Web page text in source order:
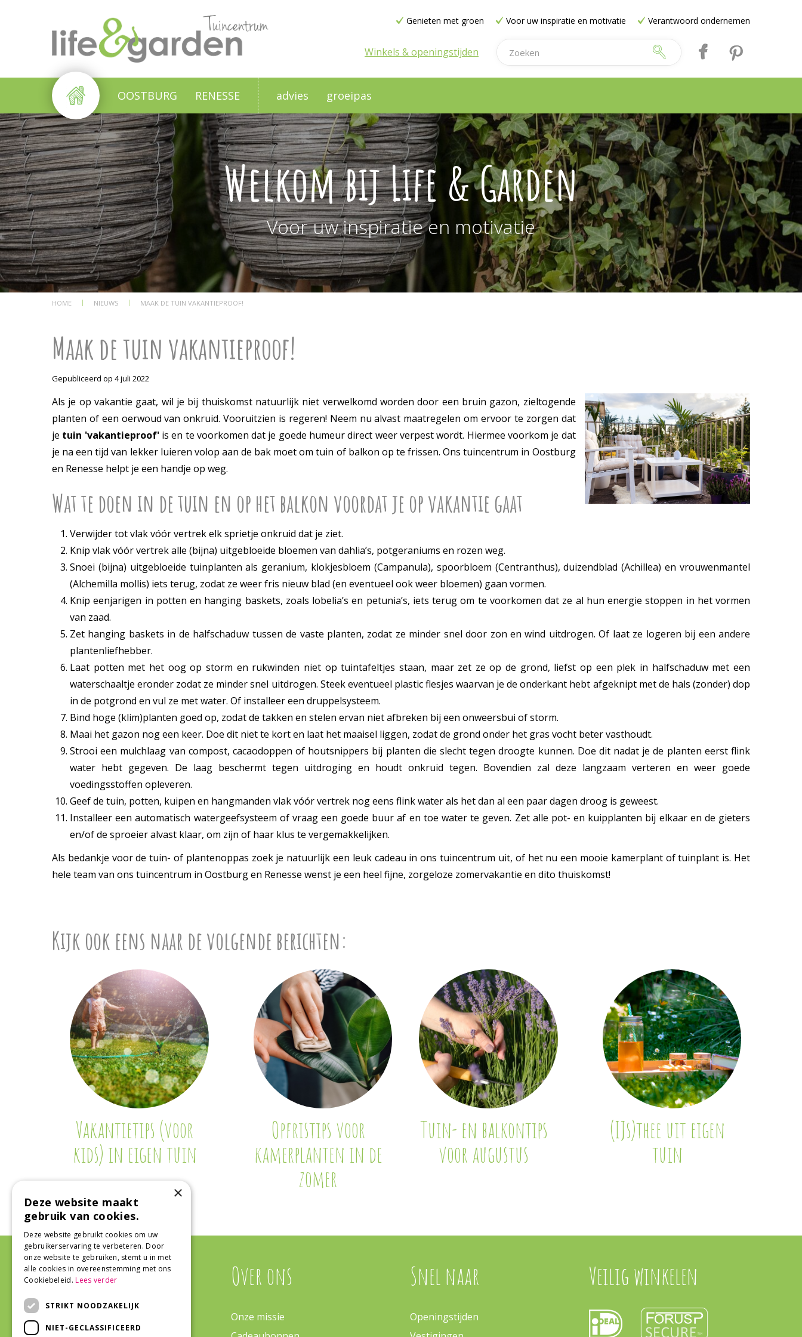
Welkom bij Life & Garden
Voor uw inspiratie en motivatie
HOME NIEUWS MAAK DE TUIN VAKANTIEPROOF!
Genieten met groen Voor uw inspiratie en motivatie Verantwoord ondernemen
Winkels & openingstijden
OOSTBURG RENESSE advies groeipas
Maak de tuin vakantieproof!
Gepubliceerd op 4 juli 2022
Als je op vakantie gaat, wil je bij thuiskomst natuurlijk niet verwelkomd worden door een bruin gazon, zieltogende
planten of een oerwoud van onkruid. Vooruitzien is regeren! Neem nu alvast maatregelen om ervoor te zorgen dat
je tuin 'vakantieproof'is en te voorkomen dat je goede humeur direct weer verpest wordt. Hiermee voorkom je dat
je na een tijd van lekker luieren volop aan de bak moet om tuin of balkon op te frissen. Ons tuincentrum in Oostburg
en Renesse helpt je een handje op weg.
Wat te doen in de tuin en op het balkon voordat je op vakantie gaat
Verwijder tot vlak vóór vertrek elk sprietje onkruid dat je ziet.
Knip vlak vóór vertrek alle (bijna) uitgebloeide bloemen van dahlia’s, potgeraniums en rozen weg.
Snoei (bijna) uitgebloeide tuinplanten als geranium, klokjesbloem (Campanula), spoorbloem (Centranthus), duizendblad (Achillea) en vrouwenmantel
(Alchemilla mollis) iets terug, zodat ze weer fris nieuw blad (en eventueel ook weer bloemen) gaan vormen.
Knip eenjarigen in potten en hanging baskets, zoals lobelia’s en petunia’s, iets terug om te voorkomen dat ze al hun energie stoppen in het vormen
van zaad.
Zet hanging baskets in de halfschaduw tussen de vaste planten, zodat ze minder snel door zon en wind uitdrogen. Of laat ze logeren bij een andere
plantenliefhebber.
Laat potten met het oog op storm en rukwinden niet op tuintafeltjes staan, maar zet ze op de grond, liefst op een plek in halfschaduw met een
waterschaaltje eronder zodat ze minder snel uitdrogen. Steek eventueel plastic flesjes waarvan je de onderkant hebt afgeknipt met de hals (zonder) dop
in de potgrond en vul ze met water. Of installeer een druppelsysteem.
Bind hoge (klim)planten goed op, zodat de takken en stelen ervan niet afbreken bij een onweersbui of storm.
Maai het gazon nog een keer. Doe dit niet te kort en laat het maaisel liggen, zodat de grond onder het gras vocht beter vasthoudt.
Strooi een mulchlaag van compost, cacaodoppen of houtsnippers bij planten die slecht tegen droogte kunnen. Doe dit nadat je de planten eerst flink
water hebt gegeven. De laag beschermt tegen uitdroging en houdt onkruid tegen. Bovendien zal deze langzaam verteren en weer goede
voedingsstoffen opleveren.
Geef de tuin, potten, kuipen en hangmanden vlak vóór vertrek nog eens flink water als het dan al een paar dagen droog is geweest.
Installeer een automatisch watergeefsysteem of vraag een goede buur af en toe water te geven. Zet alle pot- en kuipplanten bij elkaar en de gieters
en/of de sproeier alvast klaar, om zijn of haar klus te vergemakkelijken.
Als bedankje voor de tuin- of plantenoppas zoek je natuurlijk een leuk cadeau in ons tuincentrum uit, of het nu een mooie kamerplant of tuinplant is. Het
hele team van ons tuincentrum in Oostburg en Renesse wenst je een heel fijne, zorgeloze zomervakantie en dito thuiskomst!
Kijk ook eens naar de volgende berichten:
Vakantietips (voor
kids) in eigen tuin
Opfristips voor
kamerplanten in de
zomer
Tuin- en balkontips
voor augustus
(IJs)thee uit eigen
tuin
Algemeen Over ons
Onze missie
Snel naar
Openingstijden
Veilig winkelen
×
Deze website maakt
gebruik van cookies.
Deze website gebruikt cookies om uw
gebruikerservaring te verbeteren. Door
onze website te gebruiken, stemt u in met
alle cookies in overeenstemming met ons
Cookiebeleid.Lees verder
STRIKT NOODZAKELIJK
NIET-GECLASSIFICEERD